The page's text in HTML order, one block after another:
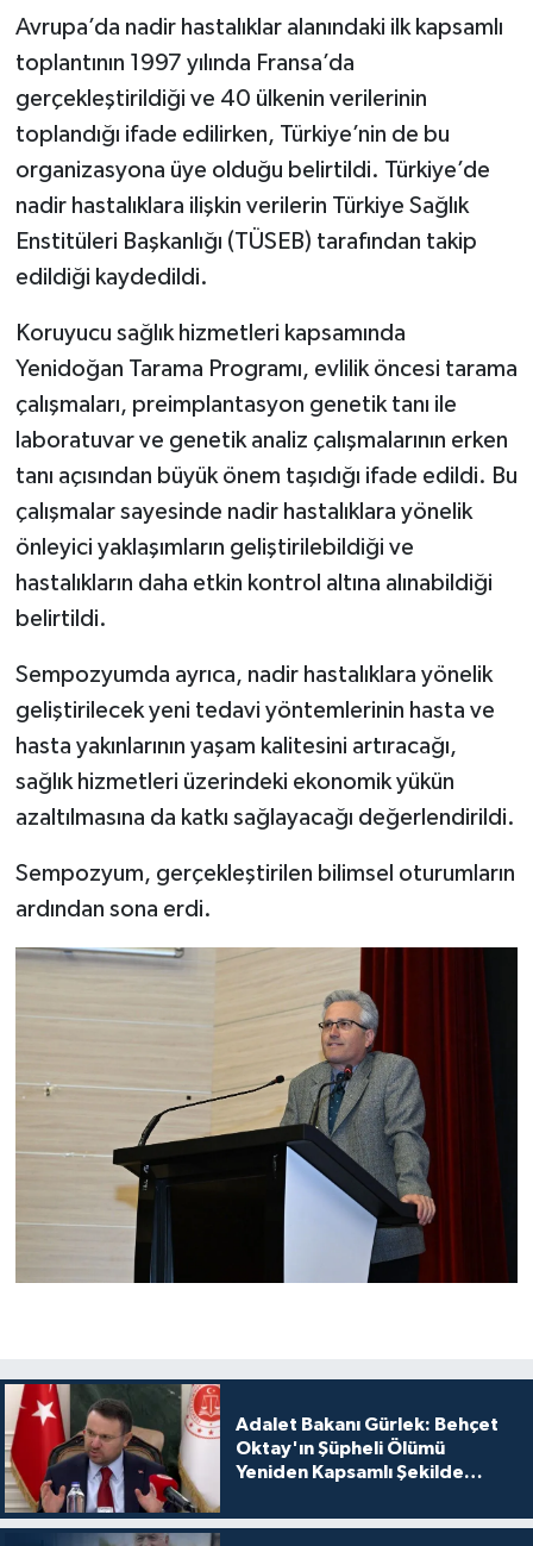
Avrupa’da nadir hastalıklar alanındaki ilk kapsamlı
toplantının 1997 yılında Fransa’da
gerçekleştirildiği ve 40 ülkenin verilerinin
toplandığı ifade edilirken, Türkiye’nin de bu
organizasyona üye olduğu belirtildi. Türkiye’de
nadir hastalıklara ilişkin verilerin Türkiye Sağlık
Enstitüleri Başkanlığı (TÜSEB) tarafından takip
edildiği kaydedildi.
Koruyucu sağlık hizmetleri kapsamında
Yenidoğan Tarama Programı, evlilik öncesi tarama
çalışmaları, preimplantasyon genetik tanı ile
laboratuvar ve genetik analiz çalışmalarının erken
tanı açısından büyük önem taşıdığı ifade edildi. Bu
çalışmalar sayesinde nadir hastalıklara yönelik
önleyici yaklaşımların geliştirilebildiği ve
hastalıkların daha etkin kontrol altına alınabildiği
belirtildi.
Sempozyumda ayrıca, nadir hastalıklara yönelik
geliştirilecek yeni tedavi yöntemlerinin hasta ve
hasta yakınlarının yaşam kalitesini artıracağı,
sağlık hizmetleri üzerindeki ekonomik yükün
azaltılmasına da katkı sağlayacağı değerlendirildi.
Sempozyum, gerçekleştirilen bilimsel oturumların
ardından sona erdi.
Adalet Bakanı Gürlek: Behçet
Oktay'ın Şüpheli Ölümü
Yeniden Kapsamlı Şekilde